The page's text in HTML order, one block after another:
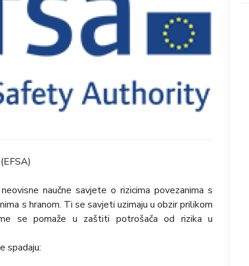
(EFSA)
naučne savjete o rizicima povezanima s
s hranom. Ti se savjeti uzimaju u obzir prilikom
se pomaže u zaštiti potrošača od rizika u
spadaju: